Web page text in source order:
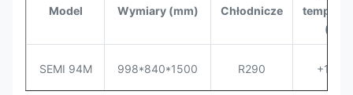
Model Wymiary (mm) Chłodnicze
(°C)
SEMI 94M 998*840*1500 R290 +1~-